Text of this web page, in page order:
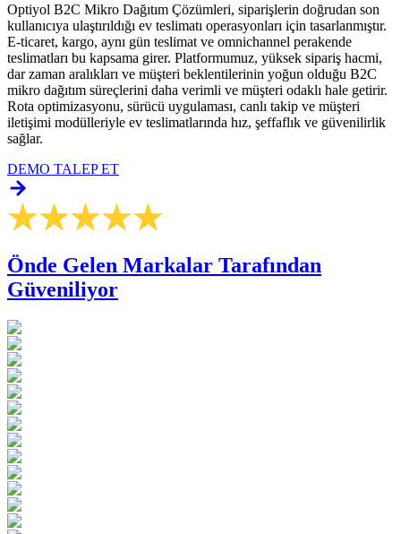
Optiyol B2C Mikro Dağıtım Çözümleri, siparişlerin doğrudan son
kullanıcıya ulaştırıldığı ev teslimatı operasyonları için tasarlanmıştır.
E-ticaret, kargo, aynı gün teslimat ve omnichannel perakende
teslimatları bu kapsama girer. Platformumuz, yüksek sipariş hacmi,
dar zaman aralıkları ve müşteri beklentilerinin yoğun olduğu B2C
mikro dağıtım süreçlerini daha verimli ve müşteri odaklı hale getirir.
Rota optimizasyonu, sürücü uygulaması, canlı takip ve müşteri
iletişimi modülleriyle ev teslimatlarında hız, şeffaflık ve güvenilirlik
sağlar.
DEMO TALEP ET
Önde Gelen Markalar Tarafından
Güveniliyor